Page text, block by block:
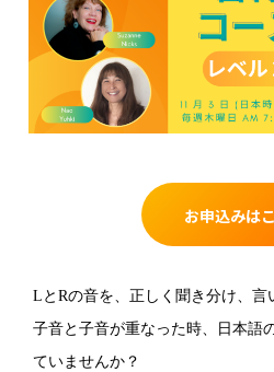
お申込みは
LとRの音を、正しく聞き分け、言
子音と子音が重なった時、日本語
ていませんか？